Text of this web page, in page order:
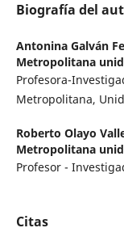
Biografía del
Antonina Galván
Metropolitana
Profesora-
Metropolitana,
Roberto Olayo
Metropolitana
Profesor -
Citas